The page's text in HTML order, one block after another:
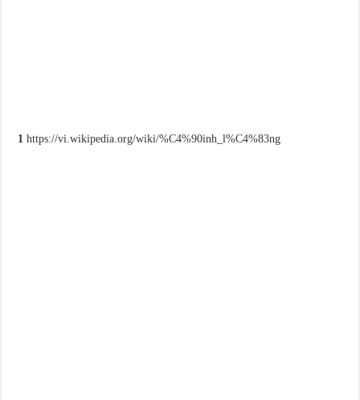
1https://vi.wikipedia.org/wiki/%C4%90inh_l%C4%83ng